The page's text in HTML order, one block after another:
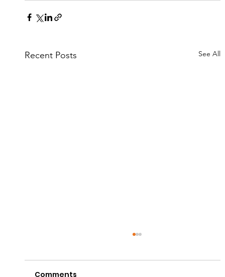
Recent Posts See All
Comments